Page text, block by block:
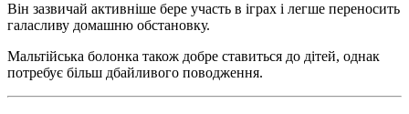
Він зазвичай активніше бере участь в іграх і легше переносить
галасливу домашню обстановку.
Мальтійська болонка також добре ставиться до дітей, однак
потребує більш дбайливого поводження.